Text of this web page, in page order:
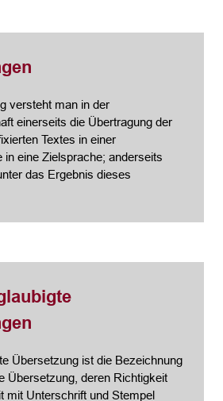
versteht man in der
einerseits die Übertragung der
Textes in einer
eine Zielsprache; anderseits
das Ergebnis dieses
Übersetzung ist die Bezeichnung
Übersetzung, deren Richtigkeit
mit Unterschrift und Stempel